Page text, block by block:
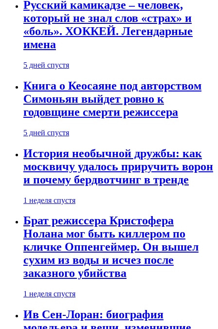
Русский камикадзе – человек,
который не знал слов «страх» и
«боль». ХОККЕЙ. Легендарные
имена
5 дней спустя
Книга о Кеосаяне под авторством
Симоньян выйдет ровно к
годовщине смерти режиссера
5 дней спустя
История необычной дружбы: как
москвичу удалось приручить ворон
и почему бердвотчинг в тренде
1 неделя спустя
Брат режиссера Кристофера
Нолана мог быть киллером по
кличке Оппенгеймер. Он вышел
сухим из воды и исчез после
заказного убийства
1 неделя спустя
Ив Сен-Лоран: биография